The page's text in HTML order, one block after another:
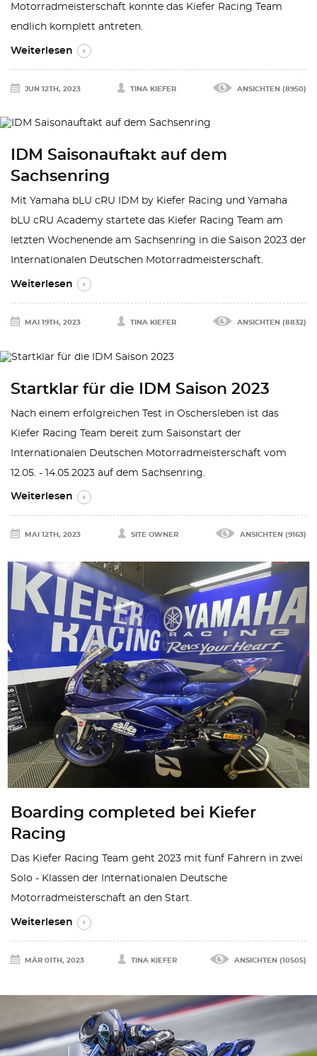
Motorradmeisterschaft konnte das Kiefer Racing Team
endlich komplett antreten.
Weiterlesen
JUN 12TH, 2023 TINA KIEFER ANSICHTEN (8950)
IDM Saisonauftakt auf dem
Sachsenring
Mit Yamaha bLU cRU IDM by Kiefer Racing und Yamaha
bLU cRU Academy startete das Kiefer Racing Team am
letzten Wochenende am Sachsenring in die Saison 2023 der
Internationalen Deutschen Motorradmeisterschaft.
Weiterlesen
MAI 19TH, 2023 TINA KIEFER ANSICHTEN (8832)
Startklar für die IDM Saison 2023
Nach einem erfolgreichen Test in Oschersleben ist das
Kiefer Racing Team bereit zum Saisonstart der
Internationalen Deutschen Motorradmeisterschaft vom
12.05. - 14.05.2023 auf dem Sachsenring.
Weiterlesen
MAI 12TH, 2023 SITE OWNER ANSICHTEN (9163)
Boarding completed bei Kiefer
Racing
Das Kiefer Racing Team geht 2023 mit fünf Fahrern in zwei
Solo - Klassen der Internationalen Deutsche
Motorradmeisterschaft an den Start.
Weiterlesen
MÄR 01TH, 2023 TINA KIEFER ANSICHTEN (10505)